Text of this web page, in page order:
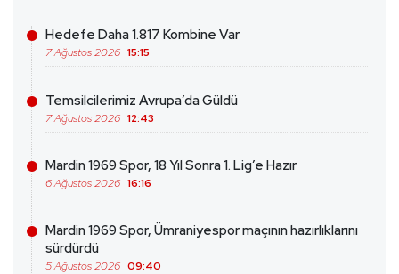
Hedefe Daha 1.817 Kombine Var
7 Ağustos 2026 15:15
Temsilcilerimiz Avrupa’da Güldü
7 Ağustos 2026 12:43
Mardin 1969 Spor, 18 Yıl Sonra 1. Lig’e Hazır
6 Ağustos 2026 16:16
Mardin 1969 Spor, Ümraniyespor maçının hazırlıklarını
sürdürdü
5 Ağustos 2026 09:40